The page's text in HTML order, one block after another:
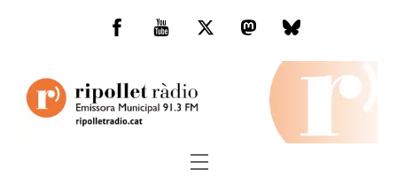
Facebook
You
TwitterMastodonBluesky
Menu